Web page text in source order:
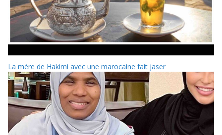
La mère de Hakimi avec une marocaine fait jaser